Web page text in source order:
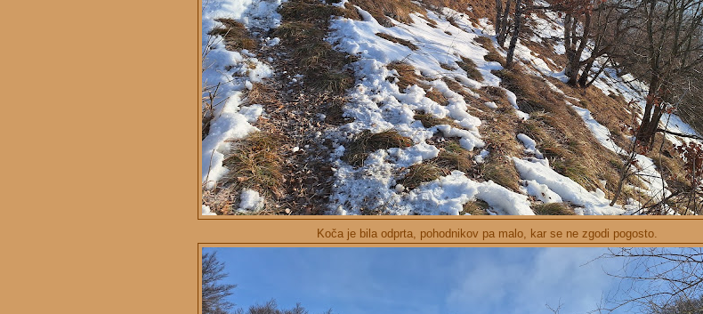
Koča je bila odprta, pohodnikov pa malo, kar se ne zgodi pogosto.